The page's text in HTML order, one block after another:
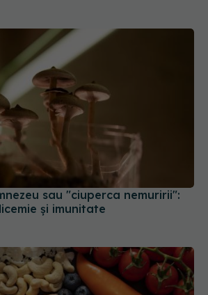
sau "ciuperca nemuririi":
și imunitate